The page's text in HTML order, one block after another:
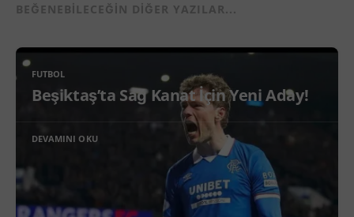
BEĞENEBILECEĞIN DIĞER YAZILAR...
FUTBOL
Beşiktaş’ta Sağ Kanat İçin Yeni Aday!
DEVAMINI OKU